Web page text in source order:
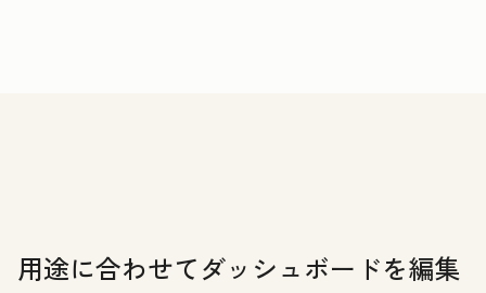
用途に合わせてダッシュボードを編集